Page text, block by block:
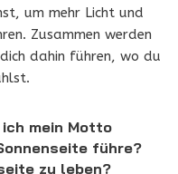
um mehr Licht und
Zusammen werden
dahin führen, wo du
mein Motto
führe?
zu leben?